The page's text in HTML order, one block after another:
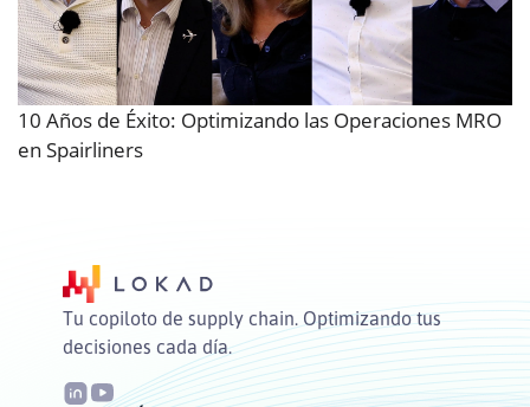
10 Años de Éxito: Optimizando las Operaciones MRO
en Spairliners
Tu copiloto de supply chain. Optimizando tus
decisiones cada día.